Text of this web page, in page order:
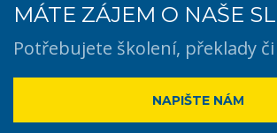
MÁTE ZÁJEM O NAŠE
Potřebujete školení, překlady
NAPIŠTE NÁM